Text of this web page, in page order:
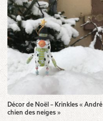
Décor de Noël – Krinkles « André
chien des neiges »